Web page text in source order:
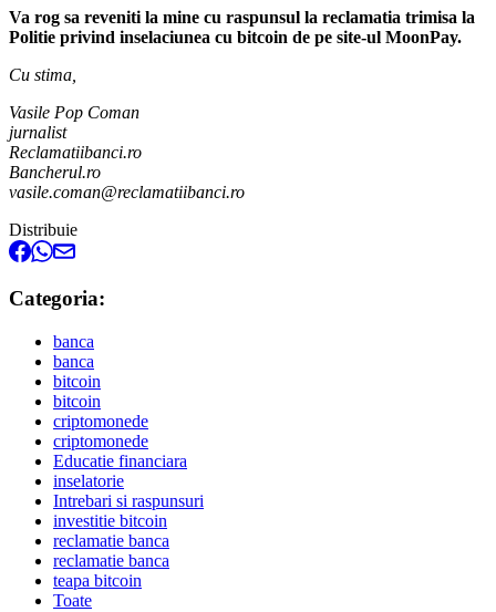
Va rog sa reveniti la mine cu raspunsul la reclamatia trimisa la
Politie privind inselaciunea cu bitcoin de pe site-ul MoonPay.
Cu stima,
Vasile Pop Coman
jurnalist
Reclamatiibanci.ro
Bancherul.ro
vasile.coman@reclamatiibanci.ro
Distribuie
Categoria:
banca
banca
bitcoin
bitcoin
criptomonede
criptomonede
Educatie financiara
inselatorie
Intrebari si raspunsuri
investitie bitcoin
reclamatie banca
reclamatie banca
teapa bitcoin
Toate